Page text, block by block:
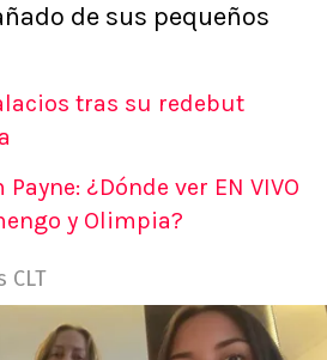
de sus pequeños
tras su redebut
¿Dónde ver EN VIVO
y Olimpia?
CLT